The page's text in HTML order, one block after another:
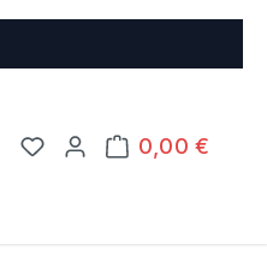
Du hast 0 Produkte auf
0,00 €
Warenkorb